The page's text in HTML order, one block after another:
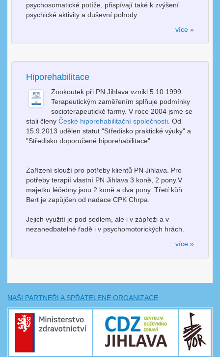
psychosomatické potíže, přispívají také k zvýšení
psychické aktivity a duševní pohody.
více »
Hiporehabilitace
Zookoutek při PN Jihlava vznikl 5.10.1999.
Terapeutickým zaměřením splňuje podmínky
socioterapeutické farmy. V roce 2004 jsme se
stali členyČeské hiporehabilitační společnosti. Od
15.9.2013 udělen statut "Středisko praktické výuky" a
"Středisko doporučené hiporehabilitace".
Zařízení slouží pro potřeby klientů PN Jihlava. Pro
potřeby terapií vlastní PN Jihlava 3 koně, 2 pony.V
majetku léčebny jsou 2 koně a dva pony. Třetí kůň
Bert je zapůjčen od nadace CPK Chrpa.
Jejich využití je pod sedlem, ale i v zápřeži a v
nezanedbatelné řadě i v psychomotorických hrách.
více »
NAŠI PARTNEŘI A SPŘÁTELENÉ ORGANIZACE